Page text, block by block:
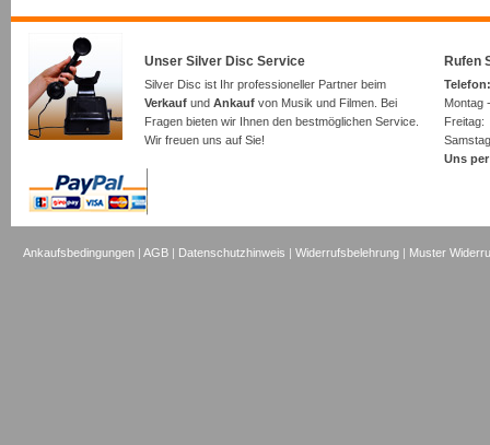
Unser Silver Disc Service
Silver Disc ist Ihr professioneller Partner beim
Verkauf und Ankauf von Musik und Filmen. Bei
Fragen bieten wir Ihnen den bestmöglichen Service.
Wir freuen uns auf Sie!
Rufen
Montag
Uns
Ankaufsbedingungen |AGB | Datenschutzhinweis |Widerrufsbelehrung | Muster